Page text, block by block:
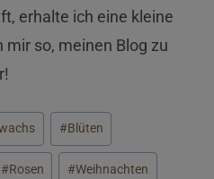
erhalte ich eine kleine
so, meinen Blog zu
#Blüten
#Rosen #Weihnachten